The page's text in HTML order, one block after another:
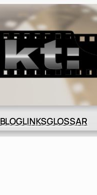
BLOGLINKSGLOSSAR